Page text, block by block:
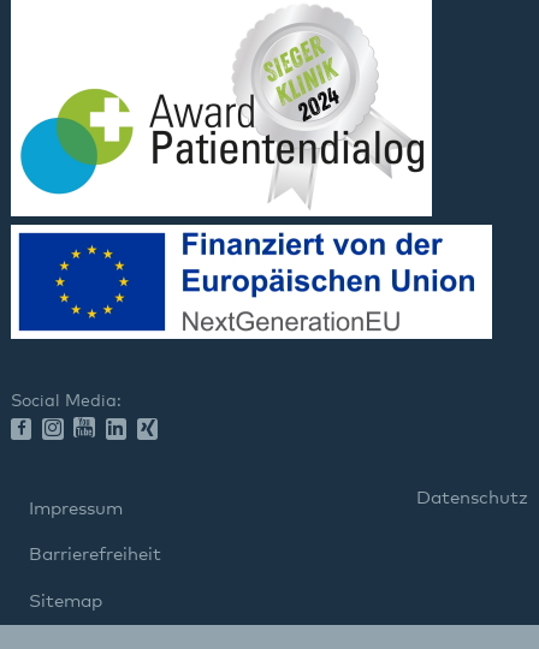
Social Media:
Impressum
Datenschutz
Barrierefreiheit
Sitemap